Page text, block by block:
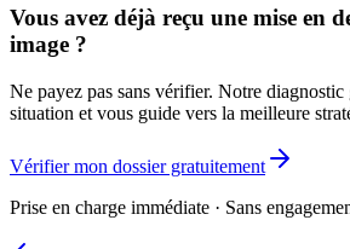
Vous avez déjà reçu une mise en
image ?
Ne payez pas sans vérifier. Notre
situation et vous guide vers la meilleure
Vérifier mon dossier gratuitement
Prise en charge immédiate · Sans